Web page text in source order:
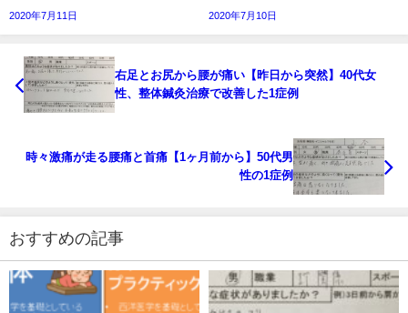
2020年7月11日 2020年7月10日
右足とお尻から腰が痛い【昨日から突然】40代女
性、整体鍼灸治療で改善した1症例
時々激痛が走る腰痛と首痛【1ヶ月前から】50代男
性の1症例
おすすめの記事